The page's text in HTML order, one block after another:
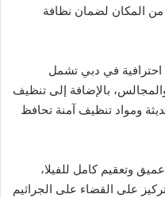
من المكان لضمان نظافة
في دبي تشمل
بالإضافة إلى تنظيف
ومواد تنظيف آمنة تحافظ
وتعقيم كامل للفيلا،
على القضاء على الجراثيم